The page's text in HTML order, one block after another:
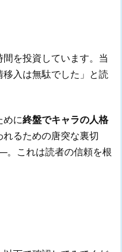
を投資しています。当
入は無駄でした」と読
めに終盤でキャラの人格
るための唐突な裏切
。これは読者の信頼を根